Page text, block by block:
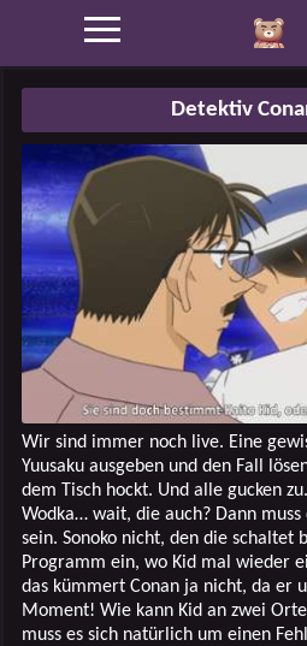
Detektiv
Wir sind immer noch live. Eine
Yuusaku ausgeben und den Fall
dem Tisch hockt. Und alle gucken
Wodka… wait, die auch? Dann
sein. Sonoko nicht, den die schaltet
Programm ein, wo Kid mal wieder
das kümmert Conan ja nicht, da er
Moment! Wie kann Kid an zwei
muss es sich natürlich um einen